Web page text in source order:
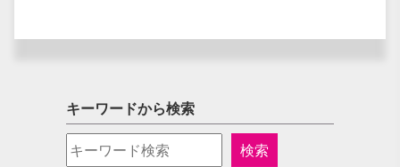
キーワードから検索